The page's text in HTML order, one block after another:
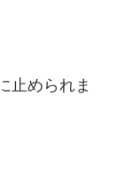
止められま